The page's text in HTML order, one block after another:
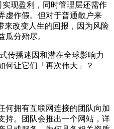
现盈利，同时管理层还需作
虚作假。但对于普通散户来
来改变人生的回报，因为风险
瓜分殆尽。
传播迷因和潜在全球影响力
何让它们「再次伟大」？
何拥有互联网连接的团队向加
持。团队会推出一个网站，详